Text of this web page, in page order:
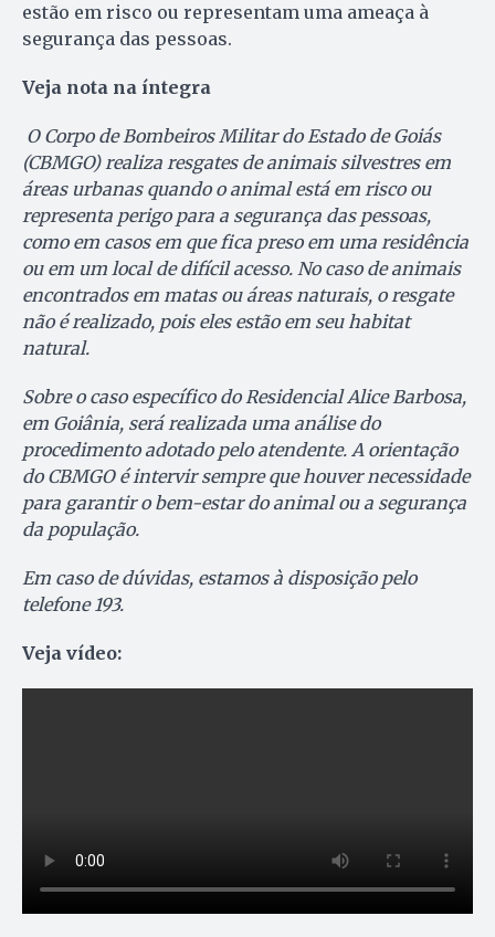
estão em risco ou representam uma ameaça à
segurança das pessoas.
Veja nota na íntegra
O Corpo de Bombeiros Militar do Estado de Goiás
(CBMGO) realiza resgates de animais silvestres em
áreas urbanas quando o animal está em risco ou
representa perigo para a segurança das pessoas,
como em casos em que fica preso em uma residência
ou em um local de difícil acesso. No caso de animais
encontrados em matas ou áreas naturais, o resgate
não é realizado, pois eles estão em seu habitat
natural.
Sobre o caso específico do Residencial Alice Barbosa,
em Goiânia, será realizada uma análise do
procedimento adotado pelo atendente. A orientação
do CBMGO é intervir sempre que houver necessidade
para garantir o bem-estar do animal ou a segurança
da população.
Em caso de dúvidas, estamos à disposição pelo
telefone 193.
Veja vídeo: